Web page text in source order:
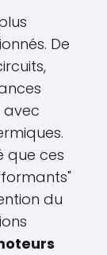
De
avec
que ces
du